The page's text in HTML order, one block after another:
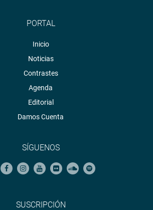
PORTAL
Inicio
Noticias
Contrastes
Agenda
Editorial
Damos Cuenta
SÍGUENOS
SUSCRIPCIÓN